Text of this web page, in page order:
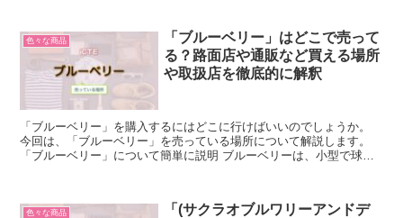
色々な商品
「ブルーベリー」はどこで売って
る？路面店や通販など買える場所
や取扱店を徹底的に解釈
「ブルーベリー」を購入するにはどこに行けばいいのでしょうか。
今回は、「ブルーベリー」を売っている場所について解説します。
「ブルーベリー」について簡単に説明 ブルーベリーは、小型で球形
色々な商品
「(サクラオブルワリーアンドデ